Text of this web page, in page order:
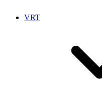
VRT